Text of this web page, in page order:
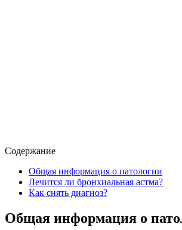
Содержание
Общая информация о патологии
Лечится ли бронхиальная астма?
Как снять диагноз?
Общая информация о